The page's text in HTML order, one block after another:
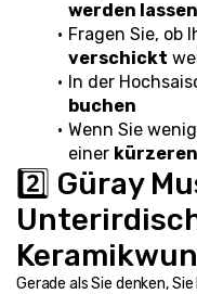
werden lassen
Fragen Sie, ob
verschickt
In der
buchen
Wenn Sie
einer
2️⃣ Güray
Gerade als Sie denken,